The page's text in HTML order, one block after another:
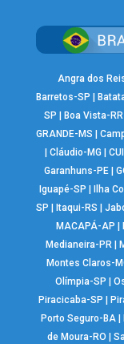
Angra dos
Barretos-SP |
SP |Boa Vista-RR
GRANDE-MS |
| Cláudio-MG |
Garanhuns-PE |
Iguapé-SP |Ilha
SP |Itaqui-RS |
MACAPÁ-AP |
Medianeira-PR |
Montes Claros-
Olímpia-SP |
Piracicaba-SP |
Porto Seguro-BA|
de Moura-RO |